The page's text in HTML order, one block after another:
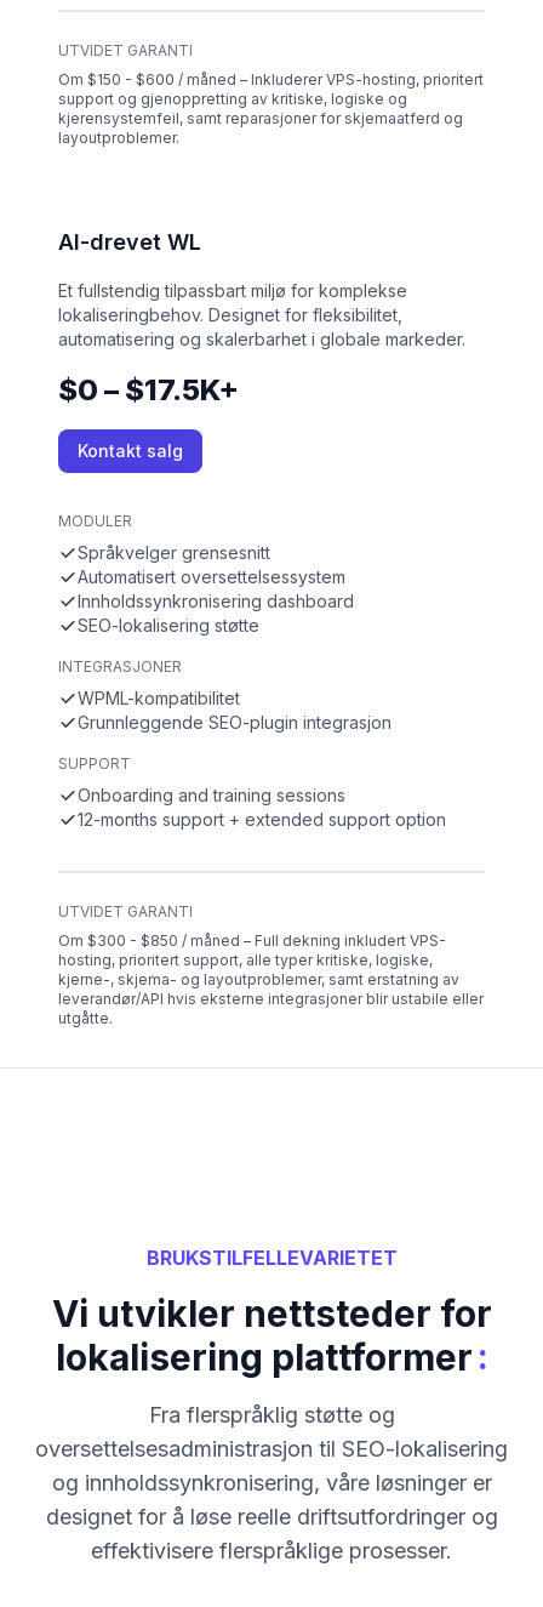
UTVIDET GARANTI
Om $150 - $600 / måned – Inkluderer VPS-hosting, prioritert
support og gjenoppretting av kritiske, logiske og
kjerensystemfeil, samt reparasjoner for skjemaatferd og
layoutproblemer.
AI-drevet WL
Et fullstendig tilpassbart miljø for komplekse
lokaliseringbehov. Designet for fleksibilitet,
automatisering og skalerbarhet i globale markeder.
$0 – $17.5K+
Kontakt salg
MODULER
Språkvelger grensesnitt
Automatisert oversettelsessystem
Innholdssynkronisering dashboard
SEO-lokalisering støtte
INTEGRASJONER
WPML-kompatibilitet
Grunnleggende SEO-plugin integrasjon
SUPPORT
Onboarding and training sessions
12-months support + extended support option
UTVIDET GARANTI
Om $300 - $850 / måned – Full dekning inkludert VPS-
hosting, prioritert support, alle typer kritiske, logiske,
kjerne-, skjema- og layoutproblemer, samt erstatning av
leverandør/API hvis eksterne integrasjoner blir ustabile eller
utgåtte.
BRUKSTILFELLEVARIETET
Vi utvikler nettsteder for
lokalisering plattformer:
Fra flerspråklig støtte og
oversettelsesadministrasjon til SEO-lokalisering
og innholdssynkronisering, våre løsninger er
designet for å løse reelle driftsutfordringer og
effektivisere flerspråklige prosesser.